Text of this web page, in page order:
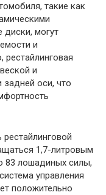
такие как
диски, могут
и
рестайлинговая
и
оси, что
1,7-литровым
83 лошадиных силы,
управления
положительно